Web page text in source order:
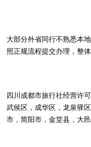
大部分外省同行不熟悉本
照正规流程提交办理，整
四川成都市旅行社经营许
武侯区，成华区，龙泉驿
市，简阳市，金堂县，大